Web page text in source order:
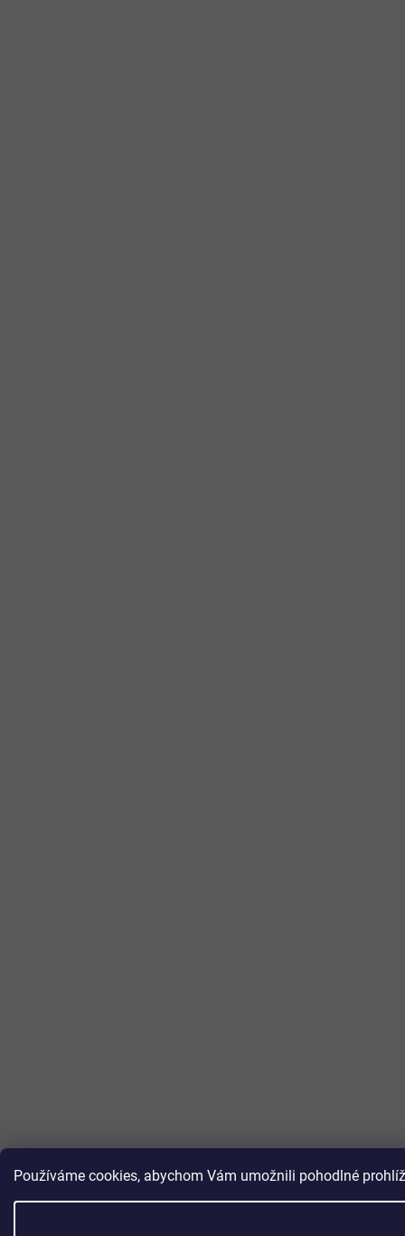
Používáme cookies, abychom Vám umožnili pohodlné